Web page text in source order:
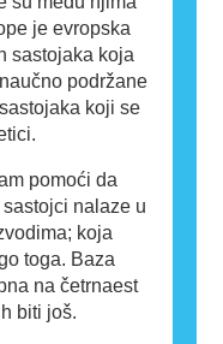
je evropska
sastojaka koja
podržane
koji se
pomoći da
nalaze u
koja
toga. Baza
na četrnaest
biti još.